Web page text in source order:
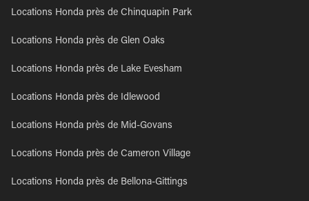
Locations Honda près de Chinquapin Park
Locations Honda près de Glen Oaks
Locations Honda près de Lake Evesham
Locations Honda près de Idlewood
Locations Honda près de Mid-Govans
Locations Honda près de Cameron Village
Locations Honda près de Bellona-Gittings